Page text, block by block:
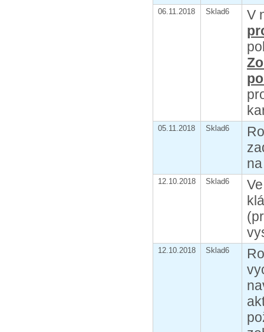
06.11.2018 Sklad6
V
05.11.2018 Sklad6
12.10.2018 Sklad6
12.10.2018 Sklad6